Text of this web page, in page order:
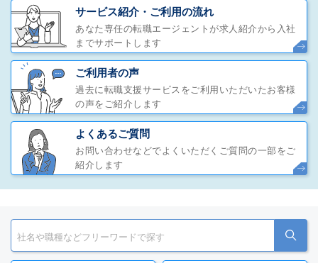
サービス紹介・ご利用の流れ
あなた専任の転職エージェントが求人紹介から入社
までサポートします
ご利用者の声
過去に転職支援サービスをご利用いただいたお客様
の声をご紹介します
よくあるご質問
お問い合わせなどでよくいただくご質問の一部をご
紹介します